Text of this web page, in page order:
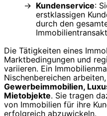
Kundenservice:
erstklassigen
durch den
Die Tätigkeiten eines
Marktbedingungen und
variieren. Ein
Nischenbereichen
Gewerbeimmobilien,
Mietobjekte. Sie tragen
von Immobilien für ihre
erfolgreich abzuwickeln.